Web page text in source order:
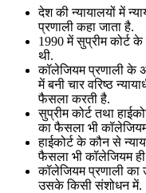
देश की न्यायालयों में
प्रणाली कहा जाता है.
1990 में सुप्रीम कोर्ट
थी.
कॉलेजियम प्रणाली के
में बनी चार वरिष्ठ
फैसला करती है.
सुप्रीम कोर्ट तथा
का फैसला भी
हाईकोर्ट के कौन से
फैसला भी कॉलेजियम
कॉलेजियम प्रणाली
उसके किसी संशोधन में.